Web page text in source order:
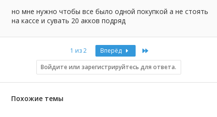
но мне нужно чтобы все было одной покупкой а не стоять
на кассе и сувать 20 акков подряд
1 из 2 Вперёд
Войдите или зарегистрируйтесь для ответа.
Похожие темы